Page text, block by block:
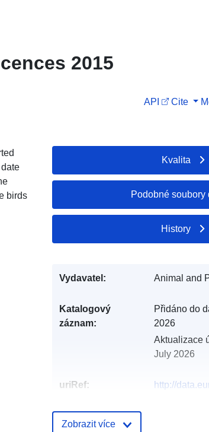
2015
API Cite
birds
Kvalita
Podobné soubory
History
Vydavatel: Animal and
Katalogový
záznam:
Přidáno do
2026
Aktualizace
July 2026
uriRef:
http://
Zobrazit více